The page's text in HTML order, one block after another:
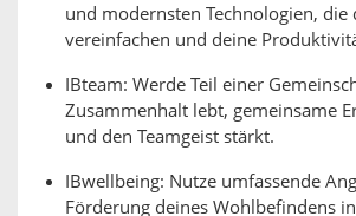
und modernsten Technologien, die
vereinfachen und deine
IBteam: Werde Teil einer
Zusammenhalt lebt, gemeinsame
und den Teamgeist stärkt.
IBwellbeing: Nutze umfassende
Förderung deines Wohlbefindens